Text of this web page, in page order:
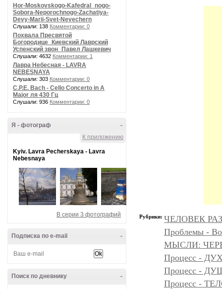
Hor-Moskovskogo-Kafedral_nogo-
Sobora-Neporochnogo-Zachatiya-
Devy-Marii-Svet-Nevechern
Слушали: 138 Комментарии: 0
Похвала Пресвятой
Богородице_Киевский Лаврский
Успенский звон_Павел Лашкевич
Слушали: 4632 Комментарии: 1
Лавра Небесная - LAVRA
NEBESNAYA
Слушали: 303 Комментарии: 0
C.P.E. Bach - Cello Concerto in A
Major ля 430 Гц
Слушали: 936 Комментарии: 0
-
Я - фотограф
К приложению
Kyiv. Lavra Pecherskaya - Lavra
Nebesnaya
В серии 3 фотографий
-
Подписка по e-mail
-
Поиск по дневнику
Рубрики: ЧЕЛОВЕК
Проблемы -
МЫСЛИ:
Процесс -
Процесс -
Процесс -